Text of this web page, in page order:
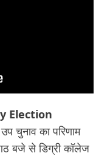
Election
चुनाव का परिणाम
बजे से डिग्री कॉलेज